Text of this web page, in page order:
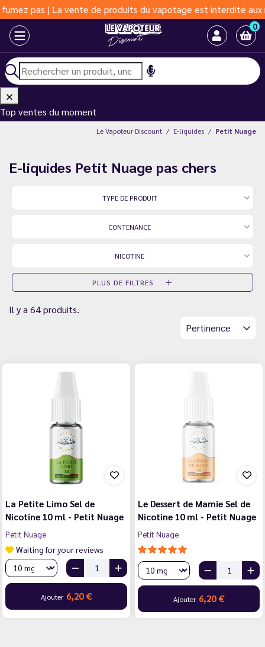
| La vente de produits du vapotage est interdite aux moins
0
Top ventes du moment
Le Vapoteur Discount E-liquides Petit Nuage
E-liquides Petit Nuage pas chers
TYPE DE PRODUIT
CONTENANCE
NICOTINE
PLUS DE FILTRES
Il y a 64 produits.
Pertinence
La Petite Limo Sel de
Nicotine 10 ml - Petit Nuage
Petit Nuage
Waiting for your reviews
Ajouter 6,20 €
Le Dessert de Mamie Sel de
Nicotine 10 ml - Petit Nuage
Petit Nuage
Ajouter 6,20 €